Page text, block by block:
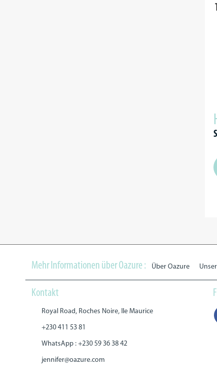
Mehr Informationen über Oazure : Über Oazure
Kontakt
Royal Road, Roches Noire, Ile Maurice
+230 411 53 81
WhatsApp : +230 59 36 38 42
jennifer@oazure.com